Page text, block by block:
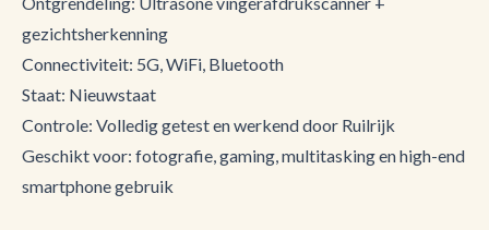
gezichtsherkenning
Connectiviteit: 5G, WiFi, Bluetooth
Staat: Nieuwstaat
Controle: Volledig getest en werkend door Ruilrijk
Geschikt voor: fotografie, gaming, multitasking en high-end
smartphone gebruik